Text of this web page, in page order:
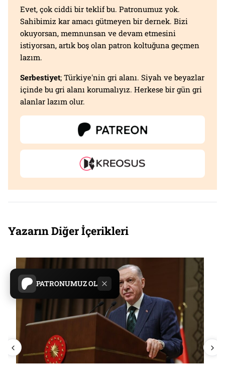
PATRONUMUZ OL
Evet, çok ciddi bir teklif bu. Patronumuz yok.
Sahibimiz kar amacı gütmeyen bir dernek. Bizi
okuyorsan, memnunsan ve devam etmesini
istiyorsan, artık boş olan patron koltuğuna geçmen
lazım.
Serbestiyet; Türkiye'nin gri alanı. Siyah ve beyazlar
içinde bu gri alanı korumalıyız. Herkese bir gün gri
alanlar lazım olur.
Yazarın Diğer İçerikleri